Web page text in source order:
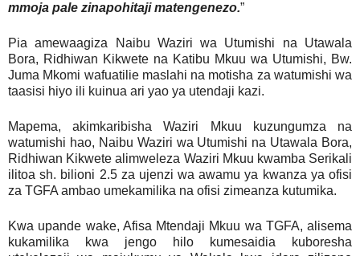
mmoja pale zinapohitaji matengenezo.”
Pia amewaagiza Naibu Waziri wa Utumishi na Utawala
Bora, Ridhiwan Kikwete na Katibu Mkuu wa Utumishi, Bw.
Juma Mkomi wafuatilie maslahi na motisha za watumishi wa
taasisi hiyo ili kuinua ari yao ya utendaji kazi.
Mapema, akimkaribisha Waziri Mkuu kuzungumza na
watumishi hao, Naibu Waziri wa Utumishi na Utawala Bora,
Ridhiwan Kikwete alimweleza Waziri Mkuu kwamba Serikali
ilitoa sh. bilioni 2.5 za ujenzi wa awamu ya kwanza ya ofisi
za TGFA ambao umekamilika na ofisi zimeanza kutumika.
Kwa upande wake, Afisa Mtendaji Mkuu wa TGFA, alisema
kukamilika kwa jengo hilo kumesaidia kuboresha